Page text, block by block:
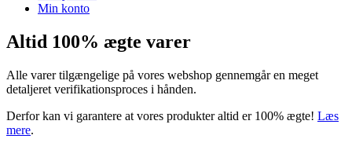
Min konto
Altid 100% ægte varer
Alle varer tilgængelige på vores webshop gennemgår en meget
detaljeret verifikationsproces i hånden.
Derfor kan vi garantere at vores produkter altid er 100% ægte! Læs
mere.